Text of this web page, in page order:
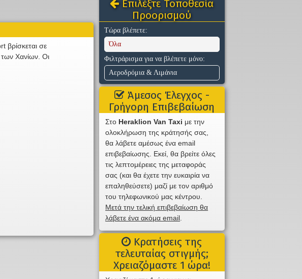
βρίσκεται σε
Χανίων. Οι
Επιλέξτε Τοποθεσία
Προορισμού
Τώρα βλέπετε:
Όλα
Φιλτράρισμα για να βλέπετε μόνο:
Αεροδρόμια & Λιμάνια
Άμεσος Έλεγχος -
Γρήγορη Επιβεβαίωση
Στο Heraklion Van Taxi με την
ολοκλήρωση της κράτησής σας,
θα λάβετε αμέσως ένα email
επιβεβαίωσης. Εκεί, θα βρείτε όλες
τις λεπτομέρειες της μεταφοράς
σας (και θα έχετε την ευκαιρία να
επαληθεύσετε) μαζί με τον αριθμό
του τηλεφωνικού μας κέντρου.
Μετά την τελική επιβεβαίωση θα
λάβετε ένα ακόμα email.
Κρατήσεις της
τελευταίας στιγμής;
Χρειαζόμαστε 1 ώρα!